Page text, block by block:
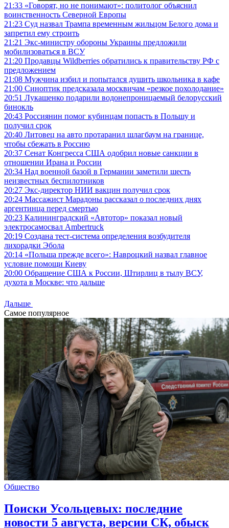
21:33 «Говорят, но не понимают»: политолог объяснил
воинственность Северной Европы
21:23 Суд назвал Трампа временным жильцом Белого дома и
запретил ему строить
21:21 Экс-министру обороны Украины предложили
мобилизоваться в ВСУ
21:20 Продавцы Wildberries обратились к правительству РФ с
предложением
21:08 Мужчина избил и попытался душить школьника в кафе
21:00 Синоптик предсказала москвичам «резкое похолодание»
20:51 Лукашенко подарили водонепроницаемый белорусский
бинокль
20:43 Россиянин помог кубинцам попасть в Польшу и
получил срок
20:40 Литовец на авто протаранил шлагбаум на границе,
чтобы сбежать в Россию
20:37 Сенат Конгресса США одобрил новые санкции в
отношении Ирана и России
20:34 Над военной базой в Германии заметили шесть
неизвестных беспилотников
20:27 Экс-директор НИИ вакцин получил срок
20:24 Массажист Марадоны рассказал о последних днях
аргентинца перед смертью
20:23 Калининградский «Автотор» показал новый
электросамосвал Ambertruck
20:19 Создана тест-система определения возбудителя
лихорадки Эбола
20:14 «Польша прежде всего»: Навроцкий назвал главное
условие помощи Киеву
20:00 Обращение США к России, Штирлиц в тылу ВСУ,
духота в Москве: что дальше
Дальше
Самое популярное
Общество
Поиски Усольцевых: последние
новости 5 августа, версии СК, обыск